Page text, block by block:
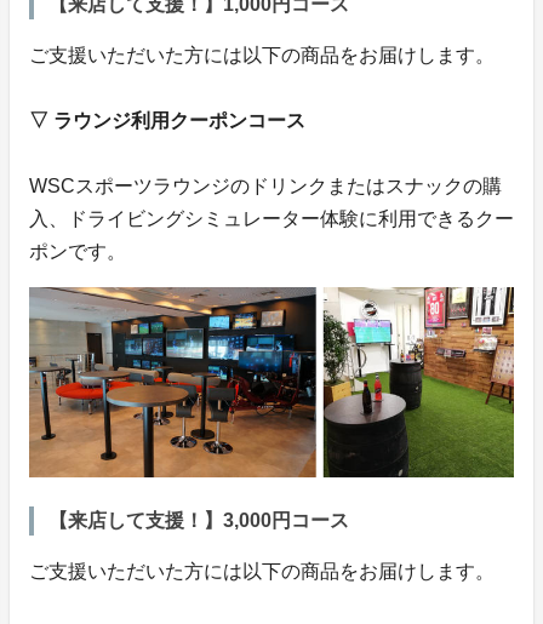
ご支援いただいた方には以下の商品をお届けします。
▽ ラウンジ利用クーポンコース
WSCスポーツラウンジのドリンクまたはスナックの購
入、ドライビングシミュレーター体験に利用できるクー
ポンです。
【来店して支援！】3,000円コース
ご支援いただいた方には以下の商品をお届けします。